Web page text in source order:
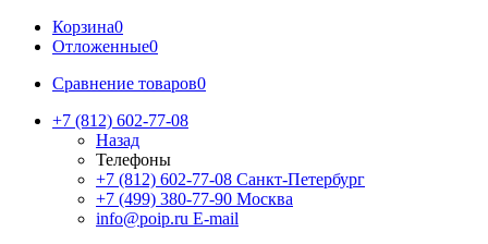
Корзина0
Отложенные0
Сравнение товаров0
+7 (812) 602-77-08
Назад
Телефоны
+7 (812) 602-77-08 Санкт-Петербург
+7 (499) 380-77-90 Москва
info@poip.ru E-mail